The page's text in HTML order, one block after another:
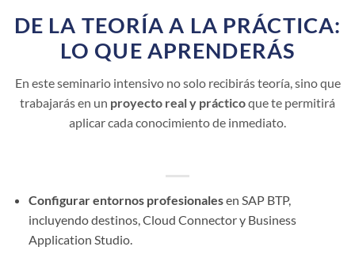
DE LA TEORÍA A LA PRÁCTICA:
LO QUE APRENDERÁS
En este seminario intensivo no solo recibirás teoría, sino que
trabajarás en un proyecto real y prácticoque te permitirá
aplicar cada conocimiento de inmediato.
Configurar entornos profesionalesen SAP BTP,
incluyendo destinos, Cloud Connector y Business
Application Studio.